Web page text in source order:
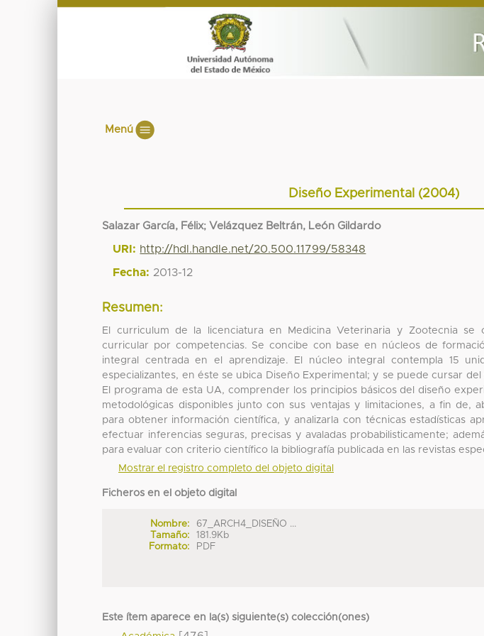
Menú
Diseño Experimental (2004)
Salazar García, Félix; Velázquez Beltrán, León Gildardo
URI: http://hdl.handle.net/20.500.11799/58348
Fecha: 2013-12
Resumen:
El curriculum de la licenciatura en Medicina Veterinaria y Zootecnia se
curricular por competencias. Se concibe con base en núcleos de
integral centrada en el aprendizaje. El núcleo integral contempla 15
especializantes, en éste se ubica Diseño Experimental; y se puede cursar
El programa de esta UA, comprender los principios básicos del diseño
metodológicas disponibles junto con sus ventajas y limitaciones, a fin de,
para obtener información científica, y analizarla con técnicas estadísticas
efectuar inferencias seguras, precisas y avaladas probabilisticamente;
para evaluar con criterio científico la bibliografía publicada en las revistas
Mostrar el registro completo del objeto digital
Ficheros en el objeto digital
Nombre:
67_ARCH4_DISEÑO ...
Tamaño:
181.9Kb
Formato:
PDF
Este ítem aparece en la(s) siguiente(s) colección(ones)